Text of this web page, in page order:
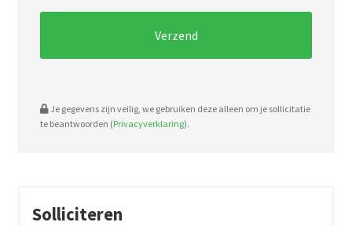
doc.
Je gegevens zijn veilig, we gebruiken deze alleen om je sollicitatie
te beantwoorden (Privacyverklaring).
Solliciteren